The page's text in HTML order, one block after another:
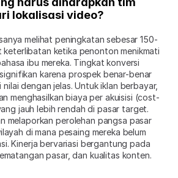
lokalisasi video?
melihat peningkatan sebesar 150-
ketika penonton menikmati
ibu mereka. Tingkat konversi
karena prospek benar-benar
nilai dengan jelas. Untuk iklan berbayar,
menghasilkan biaya per akuisisi (cost-
jauh lebih rendah di pasar target.
melaporkan perolehan pangsa pasar
di mana pesaing mereka belum
Kinerja bervariasi bergantung pada
pasar, dan kualitas konten.